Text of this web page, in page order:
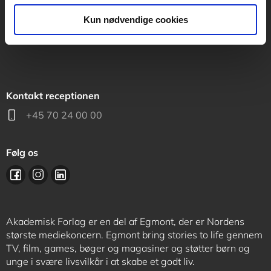
Kun nødvendige cookies
support@akademisk.dk
Kontakt receptionen
+45 70 24 00 00
Følg os
Akademisk Forlag er en del af Egmont, der er Nordens
største mediekoncern. Egmont bring stories to life gennem
TV, film, games, bøger og magasiner og støtter børn og
unge i svære livsvilkår i at skabe et godt liv.